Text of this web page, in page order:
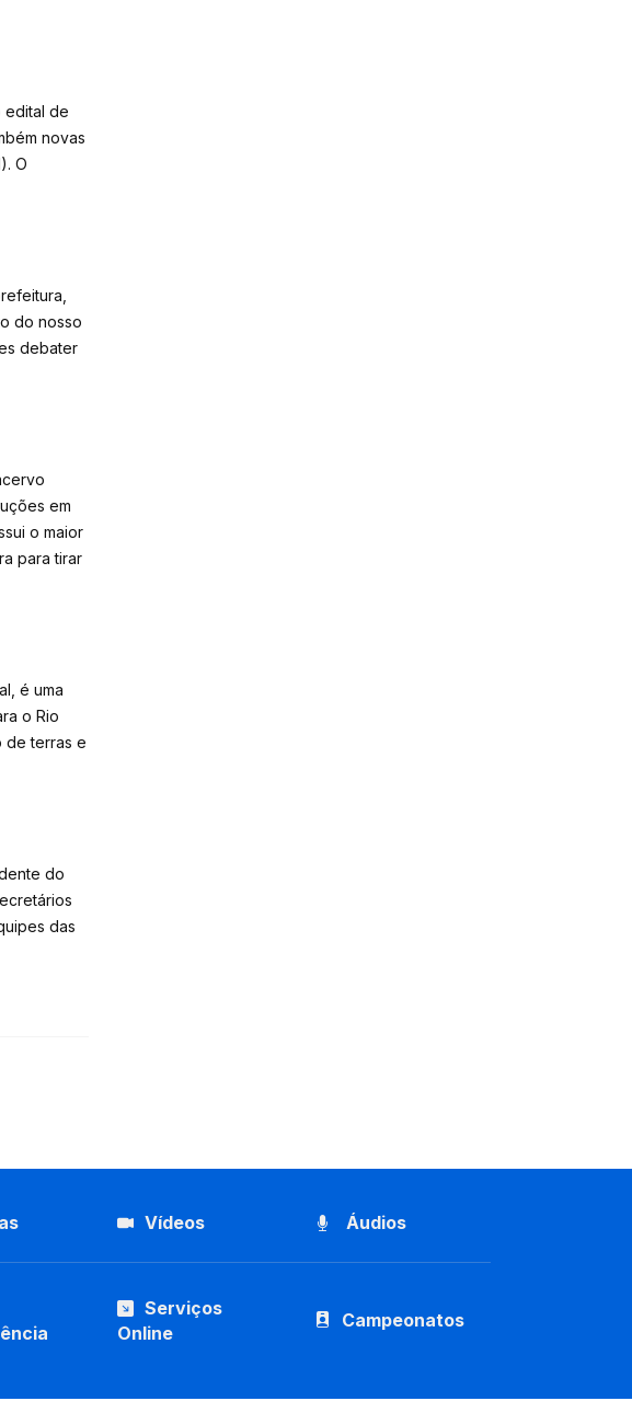
edital de
novas
O
do nosso
debater
em
o maior
para tirar
é uma
o Rio
de terras e
do
das
Vídeos Áudios
Serviços
Online
Campeonatos